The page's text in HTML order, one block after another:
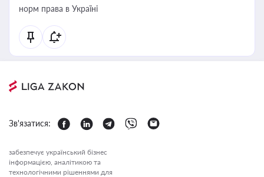
норм права в Україні
Зв'язатися:
забезпечує український бізнес
інформацією, аналітикою та
технологічними рішеннями для